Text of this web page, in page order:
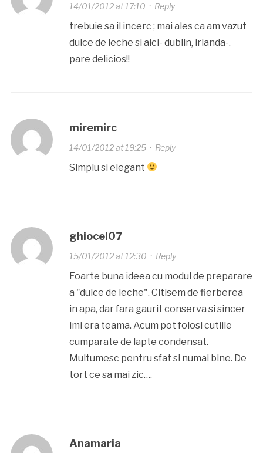
14/01/2012 at 17:10 · Reply
trebuie sa il incerc ; mai ales ca am vazut
dulce de leche si aici- dublin, irlanda-.
pare delicios!!
miremirc
14/01/2012 at 19:25· Reply
Simplu si elegant
ghiocel07
15/01/2012 at 12:30 · Reply
Foarte buna ideea cu modul de preparare
a "dulce de leche". Citisem de fierberea
in apa, dar fara gaurit conserva si sincer
imi era teama. Acum pot folosi cutiile
cumparate de lapte condensat.
Multumesc pentru sfat si numai bine. De
tort ce sa mai zic….
Anamaria